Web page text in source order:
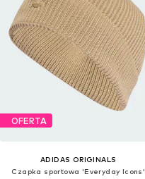
OFERTA
ADIDAS ORIGINALS
Czapka sportowa 'Everyday Icons'